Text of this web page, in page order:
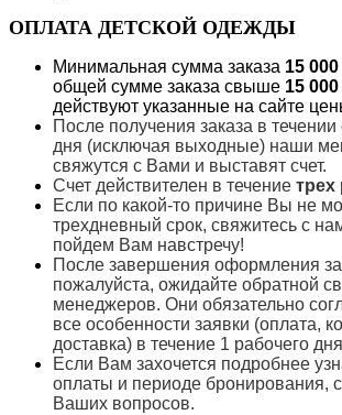
ОПЛАТА ДЕТСКОЙ ОДЕЖДЫ
Минимальная сумма заказа 15
общей сумме заказа свыше 15
действуют указанные на сайте
После получения заказа в течении
дня (исключая выходные) наши
свяжутся с Вами и выставят счет.
Счет действителен в течение трех
Если по какой-то причине Вы не
трехдневный срок, свяжитесь с
пойдем Вам навстречу!
После завершения оформления
пожалуйста, ожидайте обратной
менеджеров. Они обязательно
все особенности заявки (оплата,
доставка) в течение 1 рабочего
Если Вам захочется подробнее
оплаты и периоде бронирования,
Ваших вопросов.